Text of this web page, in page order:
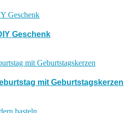
Geschenk
mit Geburtstagskerzen